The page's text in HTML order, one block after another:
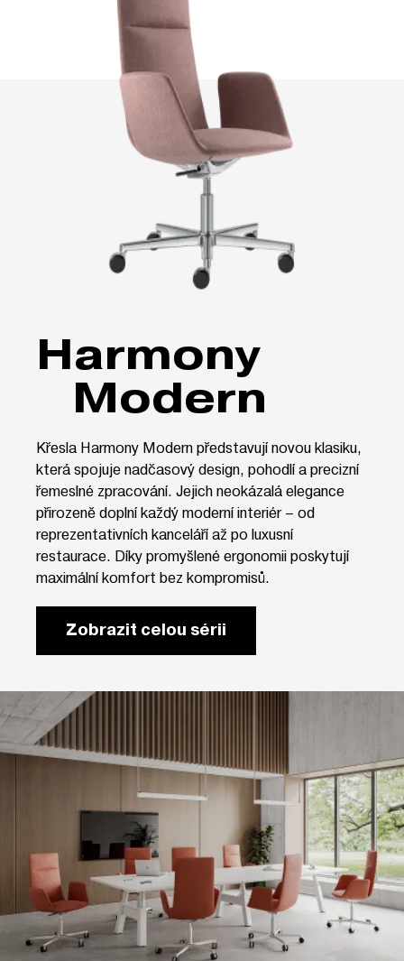
Harmony
Modern
Křesla Harmony Modern představují novou klasiku,
která spojuje nadčasový design, pohodlí a precizní
řemeslné zpracování. Jejich neokázalá elegance
přirozeně doplní každý moderní interiér – od
reprezentativních kanceláří až po luxusní
restaurace. Díky promyšlené ergonomii poskytují
maximální komfort bez kompromisů.
Zobrazit celou sérii